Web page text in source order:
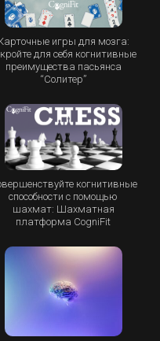
игры для мозга:
для себя когнитивные
преимущества пасьянса
“Cолитер”
когнитивные
способности с помощью
шахмат: Шахматная
платформа CogniFit